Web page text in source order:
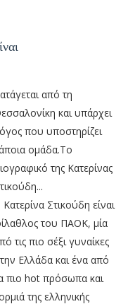
από τη
και υπάρχει
που υποστηρίζει
ομάδα.Το
της Κατερίνας
Στικούδη είναι
του ΠΑΟΚ, μία
τις πιο σέξι γυναίκες
Ελλάδα και ένα από
πιο hot πρόσωπα και
της ελληνικής